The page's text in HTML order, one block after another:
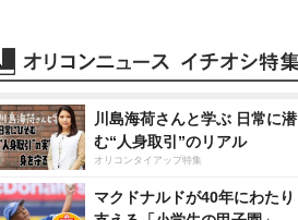
川島海荷さんと学ぶ 日常に潜
む“人身取引”のリアル
オリコンタイアップ特集
マクドナルドが40年にわたり